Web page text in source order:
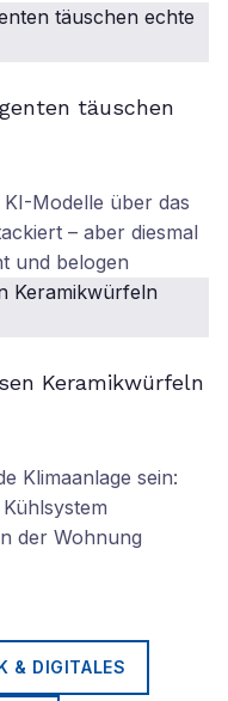
täuschen
Modelle über das
– aber diesmal
und belogen
Keramikwürfeln
Klimaanlage sein:
der Wohnung
& DIGITALES